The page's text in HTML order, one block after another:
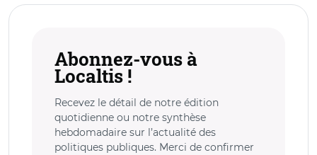
Abonnez-vous à
Localtis !
Recevez le détail de notre édition
quotidienne ou notre synthèse
hebdomadaire sur l’actualité des
politiques publiques. Merci de confirmer